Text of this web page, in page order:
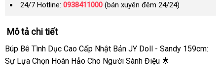
24/7 Hotline: 0938411000 (bán xuyên đêm 24/24)
Mô tả chi tiết
Búp Bê Tình Dục Cao Cấp Nhật Bản JY Doll - Sandy 159cm:
Sự Lựa Chọn Hoàn Hảo Cho Người Sành Điệu 🌟